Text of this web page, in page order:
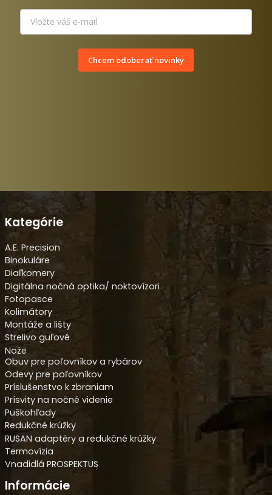
Chcem odoberať novinky
Kategórie
A.E. Precision
Binokuláre
Diaľkomery
Digitálna nočná optika/ noktovízori
Fotopasce
Kolimátory
Montáže a lišty
Strelivo guľové
Nože
Obuv pre poľovníkov a rybárov
Odevy pre poľovníkov
Príslušenstvo k zbraniam
Prísvity na nočné videnie
Puškohľady
Redukčné krúžky
RUSAN adaptéry a redukčné krúžky
Termovízia
Vnadidlá PROSPEKTUS
Informácie